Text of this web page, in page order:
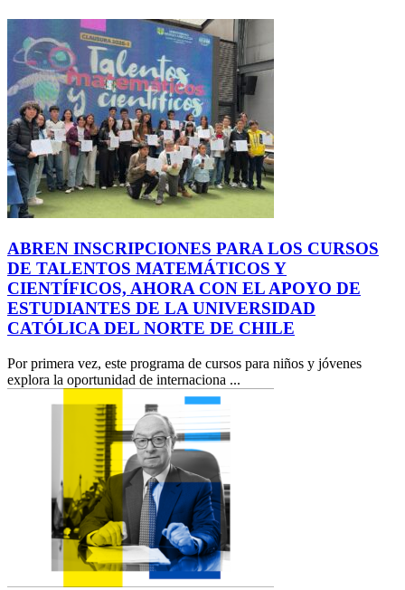
ABREN INSCRIPCIONES PARA LOS CURSOS
DE TALENTOS MATEMÁTICOS Y
CIENTÍFICOS, AHORA CON EL APOYO DE
ESTUDIANTES DE LA UNIVERSIDAD
CATÓLICA DEL NORTE DE CHILE
Por primera vez, este programa de cursos para niños y jóvenes
explora la oportunidad de internaciona ...